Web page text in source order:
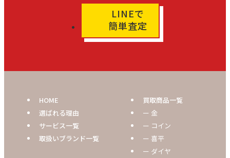
LINEで
簡単査定
HOME
選ばれる理由
サービス一覧
取扱いブランド一覧
買取商品一覧
ー 金
ー コイン
ー 喜平
ー ダイヤ